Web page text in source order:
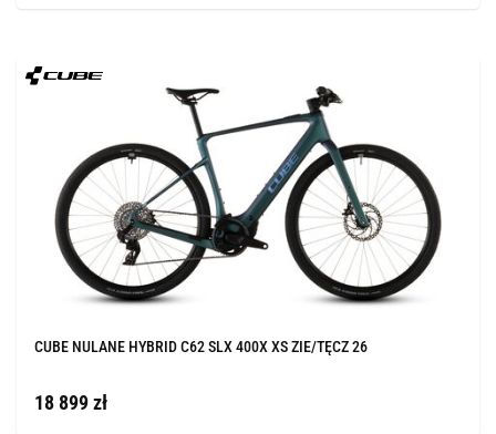
CUBE NULANE HYBRID C62 SLX 400X XS ZIE/TĘCZ 26
18 899 zł